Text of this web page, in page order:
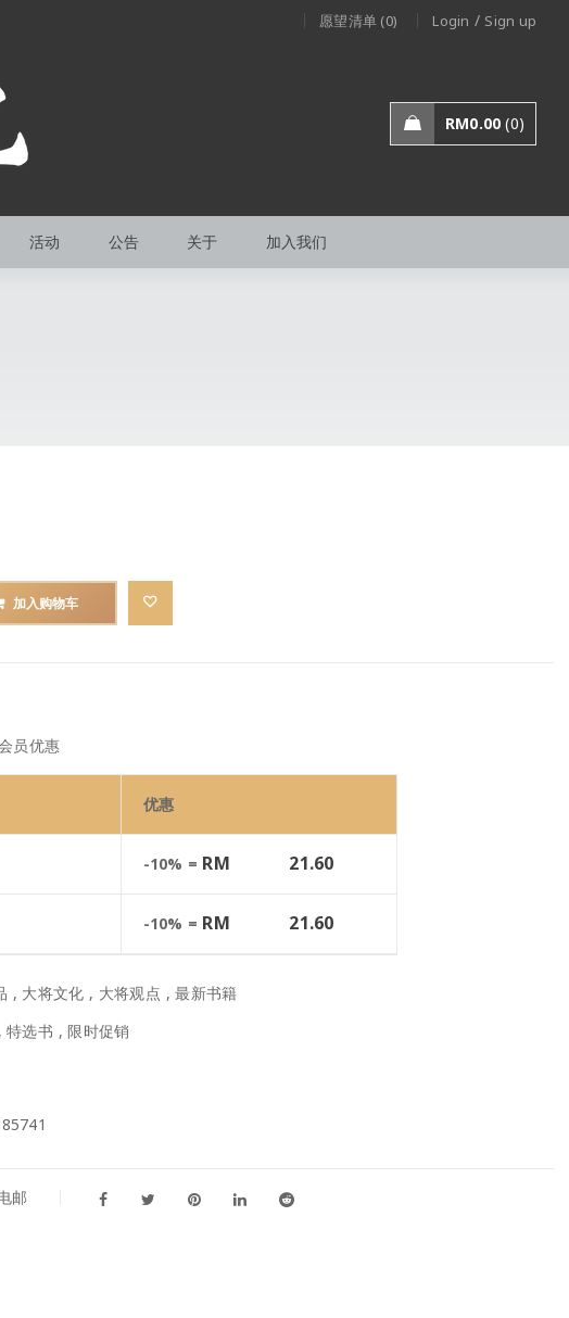
愿望清单 (0) Login / Sign up
RM0.00 0
活动 公告 关于 加入我们
加入购物车
员优惠
优惠
-10% = RM 21.60
-10% = RM 21.60
, 大将文化 , 大将观点 ,最新书籍
,特选书 ,限时促销
邮